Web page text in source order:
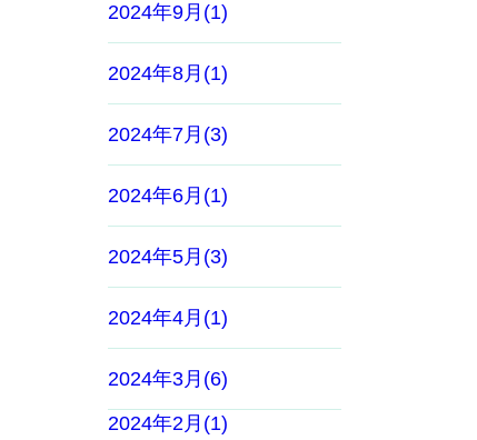
2024年9月(1)
2024年8月(1)
2024年7月(3)
2024年6月(1)
2024年5月(3)
2024年4月(1)
2024年3月(6)
2024年2月(1)